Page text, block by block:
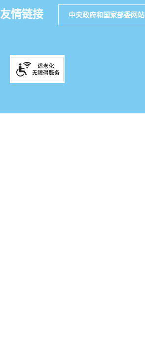
友情链接 中央政府和国家部委网站